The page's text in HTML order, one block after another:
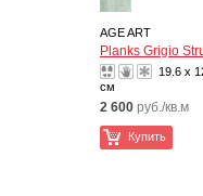
AGE ART
Planks Grigio
19.6 x
см
2 600 руб./кв.м
Купить